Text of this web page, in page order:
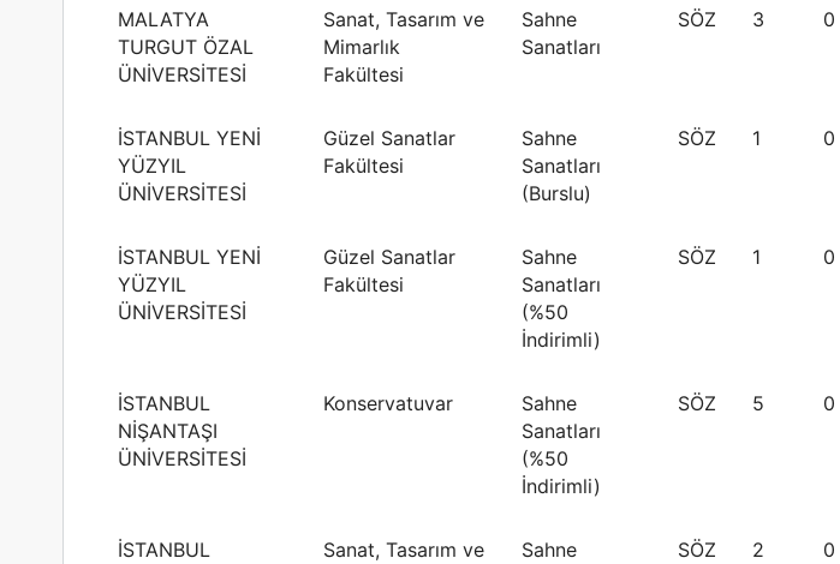
MALATYA
TURGUT ÖZAL
ÜNİVERSİTESİ
Sanat, Tasarım ve
Mimarlık
Fakültesi
Sahne
Sanatları
SÖZ 3 0
İSTANBUL YENİ
YÜZYIL
ÜNİVERSİTESİ
Güzel Sanatlar
Fakültesi
Sahne
Sanatları
(Burslu)
SÖZ 1 0
İSTANBUL YENİ
YÜZYIL
ÜNİVERSİTESİ
Güzel Sanatlar
Fakültesi
Sahne
Sanatları
(%50
İndirimli)
SÖZ 1 0
İSTANBUL
NİŞANTAŞI
ÜNİVERSİTESİ
Konservatuvar
Sahne
Sanatları
(%50
İndirimli)
SÖZ 5 0
İSTANBUL
Sanat, Tasarım ve
Sahne
SÖZ 2 0